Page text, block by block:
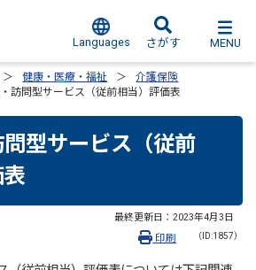
Languages さがす MENU
健康・医療・福祉
介護保険
訪問型サービス（従前相当）評価表
型サービス（従前
最終更新日： 2023年4月3日
（ID:1857）
印刷